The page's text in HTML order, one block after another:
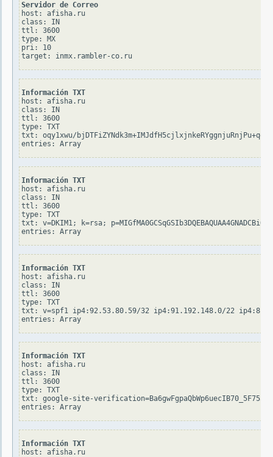
Servidor de Correo
host: afisha.ru
class: IN
ttl: 3600
type: MX
pri: 10
Información TXT
host: afisha.ru
class: IN
ttl: 3600
type: TXT
txt: oqy1xwu/
Información TXT
host: afisha.ru
class: IN
ttl: 3600
type: TXT
txt: v=DKIM1; k=rsa;
Información TXT
host: afisha.ru
class: IN
ttl: 3600
type: TXT
txt: v=spf1 ip4:92.53.80.59/32 ip4:91.192.148.0/22
Información TXT
host: afisha.ru
class: IN
ttl: 3600
type: TXT
txt: google-site-
Información TXT
host: afisha.ru